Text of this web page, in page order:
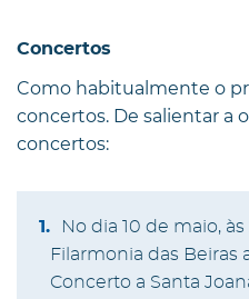
Concertos
Como habitualmente o
concertos. De salientar a
concertos:
No dia 10 de maio,
Filarmonia das Beiras
Concerto a Santa